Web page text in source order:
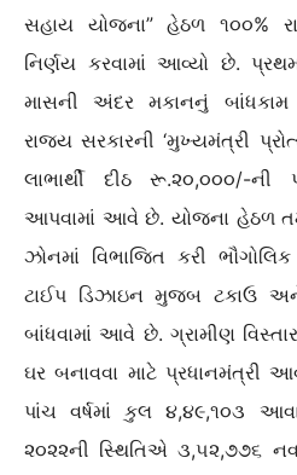
સહાય યોજના” હેઠળ ૧૦૦%
નિર્ણય કરવામાં આવ્યો છે.
માસની અંદર મકાનનું બાંધકામ
રાજ્ય સરકારની ‘મુખ્યમંત્રી
લાભાર્થી દીઠ રૂ.૨૦,૦૦૦/-ની
આપવામાં આવે છે. યોજના હેઠળ
ઝોનમાં વિભાજિત કરી
ટાઈપ ડિઝાઇન મુજબ ટકાઉ
બાંધવામાં આવે છે. ગ્રામીણ
ઘર બનાવવા માટે પ્રધાનમંત્રી
પાંચ વર્ષમાં કુલ ૪,૪૯,૧૦૩
૨૦૨૨ની સ્થિતિએ ૩,૫૨,૭૭૬